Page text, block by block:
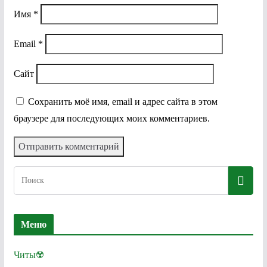
Имя *
Email *
Сайт
Сохранить моё имя, email и адрес сайта в этом
браузере для последующих моих комментариев.
Меню
Читы☢️